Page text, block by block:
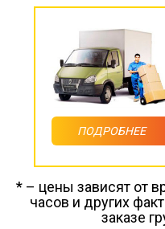
ПОДРОБНЕЕ
* – цены зависят от
часов и других
заказе